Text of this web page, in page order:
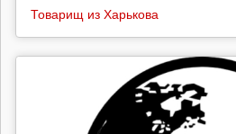
Товарищ из Харькова